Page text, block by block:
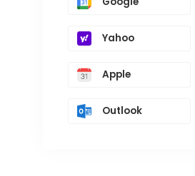
Yahoo
Apple
Outlook